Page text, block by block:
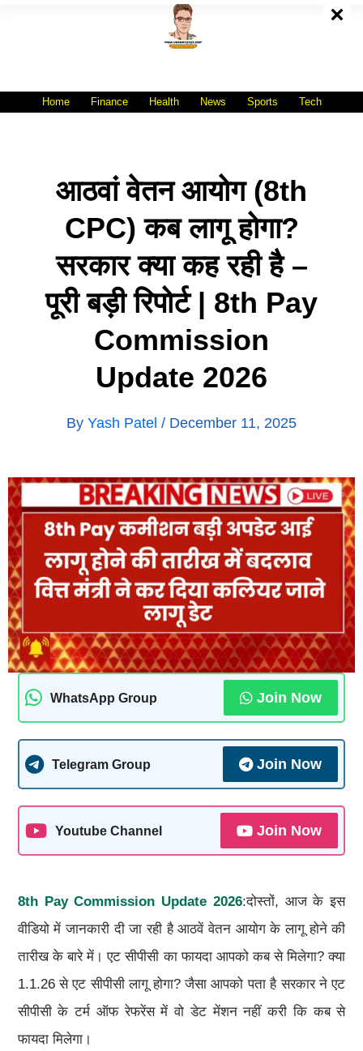
Home Finance Health News Sports Tech
आठवां वेतन आयोग (8th
CPC) कब लागू होगा?
सरकार क्या कह रही है –
पूरी बड़ी रिपोर्ट | 8th Pay
Commission
Update 2026
By Yash Patel / December 11, 2025
WhatsApp Group Join Now
Telegram Group Join Now
Youtube Channel Join Now
8th Pay Commission Update 2026:दोस्तों, आज के इस
वीडियो में जानकारी दी जा रही है आठवें वेतन आयोग के लागू होने की
तारीख के बारे में। एट सीपीसी का फायदा आपको कब से मिलेगा? क्या
1.1.26 से एट सीपीसी लागू होगा? जैसा आपको पता है सरकार ने एट
सीपीसी के टर्म ऑफ रेफरेंस में वो डेट मेंशन नहीं करी कि कब से
फायदा मिलेगा।